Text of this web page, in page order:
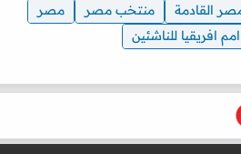
القادمة منتخب مصر
مصر
افريقيا للناشئين